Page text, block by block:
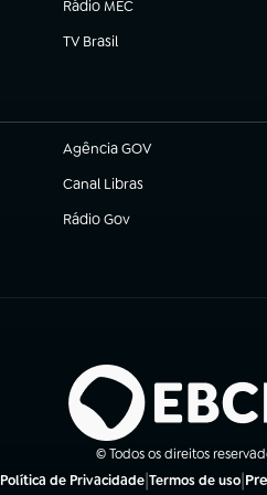
Rádio MEC
(abre em nova aba)
TV Brasil
(abre em nova aba)
Agência GOV
(abre em nova aba)
Canal Libras
(abre em nova aba)
Rádio Gov
(abre em nova aba)
© Todos os direitos
Política de Privacidade|Termos de uso|